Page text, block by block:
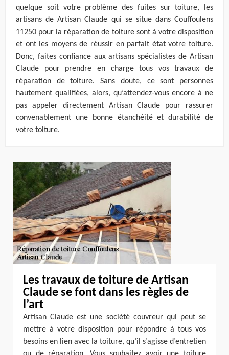
quelque soit votre problème des fuites sur toiture, les
artisans de Artisan Claude qui se situe dans Couffoulens
11250 pour la réparation de toiture sont à votre disposition
et ont les moyens de réussir en parfait état votre toiture.
Donc, faites confiance aux artisans spécialistes de Artisan
Claude pour prendre en charge tous vos travaux de
réparation de toiture. Sans doute, ce sont personnes
hautement qualifiées, alors, qu’attendez-vous encore à ne
pas appeler directement Artisan Claude pour rassurer
convenablement une bonne étanchéité et durabilité de
votre toiture.
Les travaux de toiture de Artisan
Claude se font dans les règles de
l’art
Artisan Claude est une société couvreur qui peut se
mettre à votre disposition pour répondre à tous vos
besoins en lien avec la toiture, qu’il s’agisse d’entretien